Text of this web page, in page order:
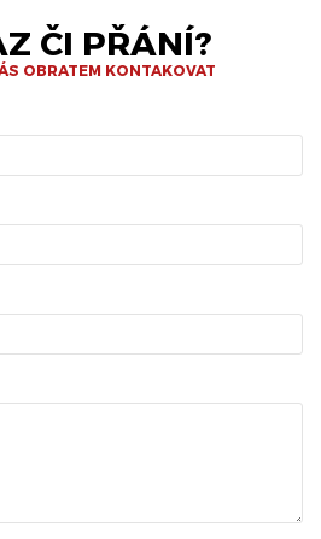
ČI PŘÁNÍ?
OBRATEM KONTAKOVAT